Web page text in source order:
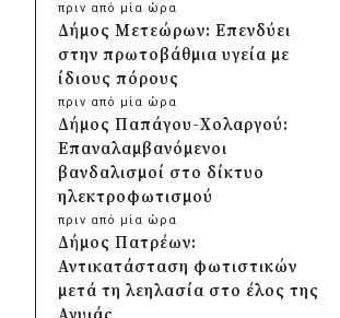
πριν από μία ώρα
Δήμος Μετεώρων: Επενδύει
στην πρωτοβάθμια υγεία με
ίδιους πόρους
πριν από μία ώρα
Δήμος Παπάγου-Χολαργού:
Επαναλαμβανόμενοι
βανδαλισμοί στο δίκτυο
ηλεκτροφωτισμού
πριν από μία ώρα
Δήμος Πατρέων:
Αντικατάσταση φωτιστικών
μετά τη λεηλασία στο έλος της